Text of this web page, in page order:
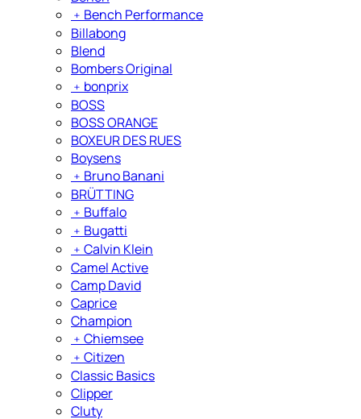
﹢ Bench Performance
Billabong
Blend
Bombers Original
﹢ bonprix
BOSS
BOSS ORANGE
BOXEUR DES RUES
Boysens
﹢ Bruno Banani
BRÜTTING
﹢ Buffalo
﹢ Bugatti
﹢ Calvin Klein
Camel Active
Camp David
Caprice
Champion
﹢ Chiemsee
﹢ Citizen
Classic Basics
Clipper
Cluty